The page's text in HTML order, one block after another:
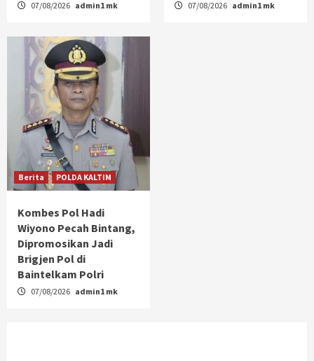
07/08/2026 admin1 mk 07/08/2026 admin1 mk
Berita POLDA KALTIM
Kombes Pol Hadi
Wiyono Pecah Bintang,
Dipromosikan Jadi
Brigjen Pol di
Baintelkam Polri
07/08/2026 admin1 mk